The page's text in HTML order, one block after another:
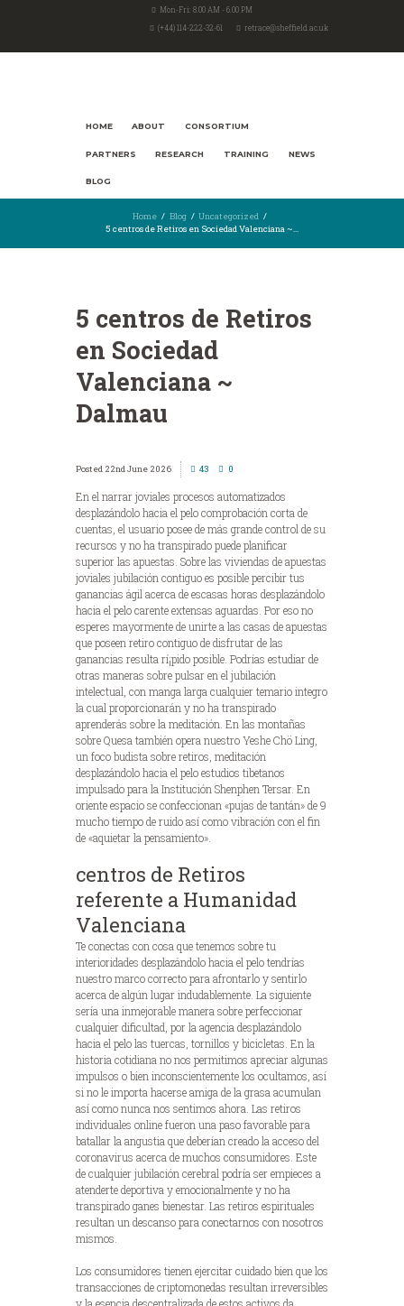
Mon-Fri: 8.00 AM - 6.00 PM
(+44) 114-222-32-61
retrace@sheffield.ac.uk
HOME ABOUT CONSORTIUM
PARTNERS RESEARCH TRAINING NEWS
BLOG
Home Blog
Uncategorized
5 centros de Retiros en Sociedad Valenciana ~...
5 centros de Retiros
en Sociedad
Valenciana ~
Dalmau
22nd June 2026 43 0
En el narrar joviales procesos automatizados
desplazándolo hacia el pelo comprobación corta de
cuentas, el usuario posee de más grande control de su
recursos y no ha transpirado puede planificar
superior las apuestas. Sobre las viviendas de apuestas
joviales jubilación contiguo es posible percibir tus
ganancias ágil acerca de escasas horas desplazándolo
hacia el pelo carente extensas aguardas. Por eso no
esperes mayormente de unirte a las casas de apuestas
que poseen retiro contiguo de disfrutar de las
ganancias resulta rí¡pido posible. Podrías estudiar de
otras maneras sobre pulsar en el jubilación
intelectual, con manga larga cualquier temario integro
la cual proporcionarán y no ha transpirado
aprenderás sobre la meditación. En las montañas
sobre Quesa también opera nuestro Yeshe Chö Ling,
un foco budista sobre retiros, meditación
desplazándolo hacia el pelo estudios tibetanos
impulsado para la Institución Shenphen Tersar. En
oriente espacio se confeccionan «pujas de tantán» de 9
mucho tiempo de ruido así­ como vibración con el fin
de «aquietar la pensamiento».
centros de Retiros
referente a Humanidad
Valenciana
Te conectas con cosa que tenemos sobre tu
interioridades desplazándolo hacia el pelo tendrí­as
nuestro marco correcto para afrontarlo y sentirlo
acerca de algún lugar indudablemente. La siguiente
sería una inmejorable manera sobre perfeccionar
cualquier dificultad, por la agencia desplazándolo
hacia el pelo las tuercas, tornillos y bicicletas. En la
historia cotidiana no nos permitimos apreciar algunas
impulsos o bien inconscientemente los ocultamos, así
si no le importa hacerse amiga de la grasa acumulan
así­ como nunca nos sentimos ahora. Las retiros
individuales online fueron una paso favorable para
batallar la angustia que deberían creado la acceso del
coronavirus acerca de muchos consumidores. Este
de cualquier jubilación cerebral podrí­a ser empieces a
atenderte deportiva y emocionalmente y no ha
transpirado ganes bienestar. Las retiros espirituales
resultan un descanso para conectarnos con nosotros
mismos.
Los consumidores tienen ejercitar cuidado bien que los
transacciones de criptomonedas resultan irreversibles
y la esencia descentralizada de estos activos da